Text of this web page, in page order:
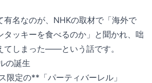
有名なのが、NHKの取材で「海外で
タッキーを食べるのか」と聞かれ、咄
てしまった——という話です。
の誕生
限定の**「パーティバーレル」